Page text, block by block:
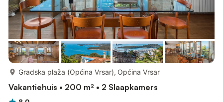
Gradska plaža (Općina Vrsar), Općina Vrsar
Vakantiehuis • 200 m² • 2 Slaapkamers